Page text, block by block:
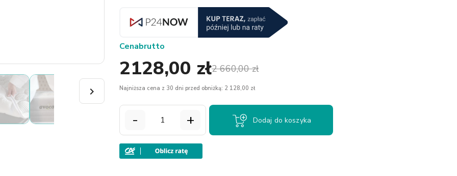

2 660,00 zł
Cenabrutto
2128,00 zł
Najniższa cena z 30 dni przed obniżką: 2 128,00 zł
- + Dodaj do koszyka